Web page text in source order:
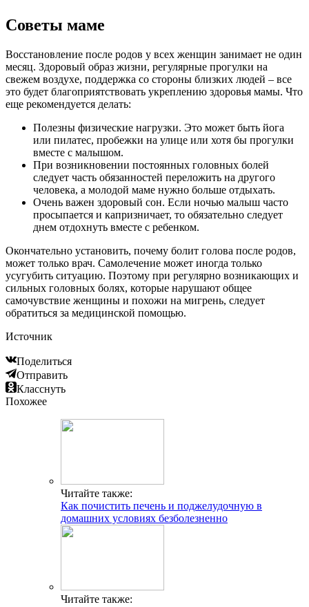
Советы маме
Восстановление после родов у всех женщин занимает не один
месяц. Здоровый образ жизни, регулярные прогулки на
свежем воздухе, поддержка со стороны близких людей – все
это будет благоприятствовать укреплению здоровья мамы. Что
еще рекомендуется делать:
Полезны физические нагрузки. Это может быть йога
или пилатес, пробежки на улице или хотя бы прогулки
вместе с малышом.
При возникновении постоянных головных болей
следует часть обязанностей переложить на другого
человека, а молодой маме нужно больше отдыхать.
Очень важен здоровый сон. Если ночью малыш часто
просыпается и капризничает, то обязательно следует
днем отдохнуть вместе с ребенком.
Окончательно установить, почему болит голова после родов,
может только врач. Самолечение может иногда только
усугубить ситуацию. Поэтому при регулярно возникающих и
сильных головных болях, которые нарушают общее
самочувствие женщины и похожи на мигрень, следует
обратиться за медицинской помощью.
Источник
Поделиться
Отправить
Класснуть
Похожее
Читайте также:
Как почистить печень и поджелудочную в
домашних условиях безболезненно
Читайте также: